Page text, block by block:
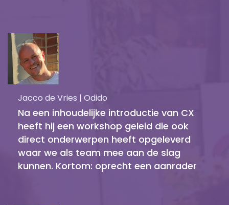
Jacco de Vries | Odido
Na een inhoudelijke introductie van CX
heeft hij een workshop geleid die ook
direct onderwerpen heeft opgeleverd
waar we als team mee aan de slag
kunnen. Kortom: oprecht een aanrader